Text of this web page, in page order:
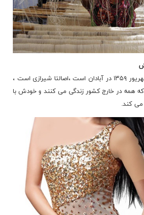
لیندا کیانی متولد ۲۳ شهریور ۱۳۵۹ در آبادان است ،اصالتا شیرازی است ،
که همه در خارج کشور زندگی می کنند و خودش با
می کند.